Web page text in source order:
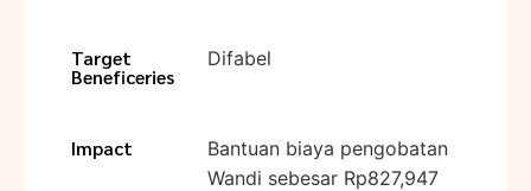
Target
Beneficeries
Difabel
Impact
Bantuan biaya pengobatan
Wandi sebesar Rp827,947